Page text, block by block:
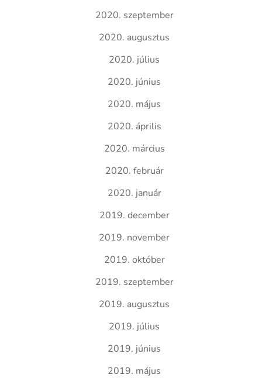
2020. szeptember
2020. augusztus
2020. július
2020. június
2020. május
2020. április
2020. március
2020. február
2020. január
2019. december
2019. november
2019. október
2019. szeptember
2019. augusztus
2019. július
2019. június
2019. május